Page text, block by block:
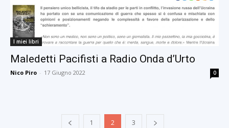
I miei libri
Maledetti Pacifisti a Radio Onda d’Urto
Nico Piro - 17 Giugno 2022 0
1 2 3